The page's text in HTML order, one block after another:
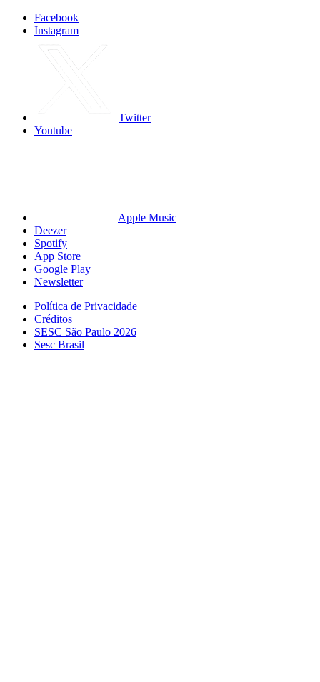
Facebook
Instagram
Twitter
Youtube
Apple Music
Deezer
Spotify
App Store
Google Play
Newsletter
Política de Privacidade
Créditos
SESC São Paulo 2026
Sesc Brasil